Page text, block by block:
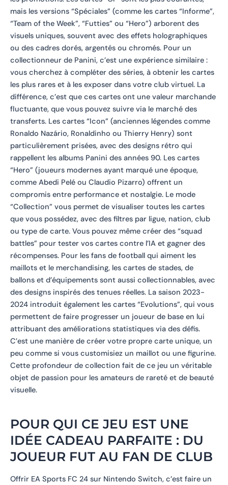
mais les versions “Spéciales” (comme les cartes “Informe”,
“Team of the Week”, “Futties” ou “Hero”) arborent des
visuels uniques, souvent avec des effets holographiques
ou des cadres dorés, argentés ou chromés. Pour un
collectionneur de Panini, c’est une expérience similaire :
vous cherchez à compléter des séries, à obtenir les cartes
les plus rares et à les exposer dans votre club virtuel. La
différence, c’est que ces cartes ont une valeur marchande
fluctuante, que vous pouvez suivre via le marché des
transferts. Les cartes “Icon” (anciennes légendes comme
Ronaldo Nazário, Ronaldinho ou Thierry Henry) sont
particulièrement prisées, avec des designs rétro qui
rappellent les albums Panini des années 90. Les cartes
“Hero” (joueurs modernes ayant marqué une époque,
comme Abedi Pelé ou Claudio Pizarro) offrent un
compromis entre performance et nostalgie. Le mode
“Collection” vous permet de visualiser toutes les cartes
que vous possédez, avec des filtres par ligue, nation, club
ou type de carte. Vous pouvez même créer des “squad
battles” pour tester vos cartes contre l’IA et gagner des
récompenses. Pour les fans de football qui aiment les
maillots et le merchandising, les cartes de stades, de
ballons et d’équipements sont aussi collectionnables, avec
des designs inspirés des tenues réelles. La saison 2023-
2024 introduit également les cartes “Evolutions”, qui vous
permettent de faire progresser un joueur de base en lui
attribuant des améliorations statistiques via des défis.
C’est une manière de créer votre propre carte unique, un
peu comme si vous customisiez un maillot ou une figurine.
Cette profondeur de collection fait de ce jeu un véritable
objet de passion pour les amateurs de rareté et de beauté
visuelle.
POUR QUI CE JEU EST UNE
IDÉE CADEAU PARFAITE : DU
JOUEUR FUT AU FAN DE CLUB
Offrir EA Sports FC 24 sur Nintendo Switch, c’est faire un